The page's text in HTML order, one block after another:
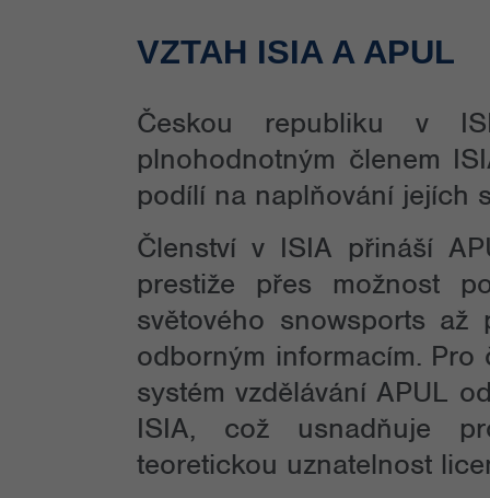
VZTAH ISIA A APUL
Českou republiku v
plnohodnotným členem
podílí na naplňování jejích
Členství v ISIA přináší
prestiže přes možnost
světového snowsports
odborným informacím.
systém vzdělávání APUL
ISIA, což usnadňuje
teoretickou uznatelnost